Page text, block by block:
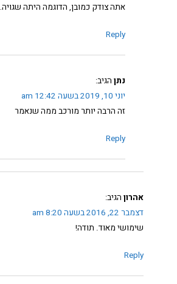
אתה צודק כמובן, הדוגמה היתה
Reply
נתן הגיב:
יוני 10, 2019 בשעה 12:42 am
זה הרבה יותר מורכב ממה שנאמר
Reply
אהרון הגיב:
דצמבר 22, 2016 בשעה 8:20 am
שימושי מאוד. תודה!
Reply